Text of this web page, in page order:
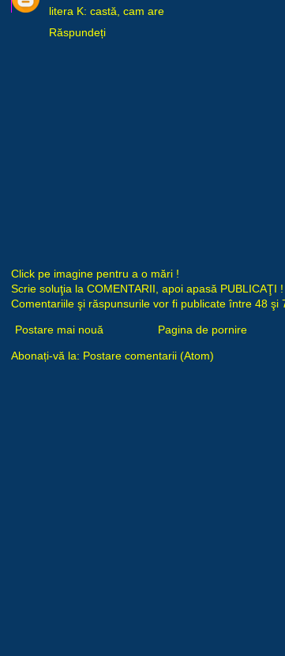
litera K: castă, cam are
Răspundeți
Click pe imagine pentru a o mări !
Scrie soluţia la COMENTARII, apoi apasă PUBLICAŢI !
Comentariile şi răspunsurile vor fi publicate între 48 şi
Postare mai nouă Pagina de pornire
Abonați-vă la: Postare comentarii (Atom)